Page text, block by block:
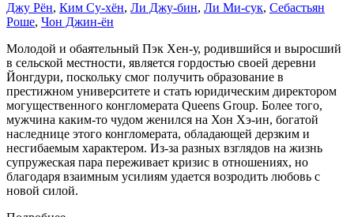
Джу Рён, Ким Су-хён, Ли Джу-бин, Ли Ми-сук, Себастьян
Роше, Чон Джин-ён
Молодой и обаятельный Пэк Хен-у, родившийся и выросший
в сельской местности, является гордостью своей деревни
Йонгдури, поскольку смог получить образование в
престижном университете и стать юридическим директором
могущественного конгломерата Queens Group. Более того,
мужчина каким-то чудом женился на Хон Хэ-ин, богатой
наследнице этого конгломерата, обладающей дерзким и
несгибаемым характером. Из-за разных взглядов на жизнь
супружеская пара переживает кризис в отношениях, но
благодаря взаимным усилиям удается возродить любовь с
новой силой.